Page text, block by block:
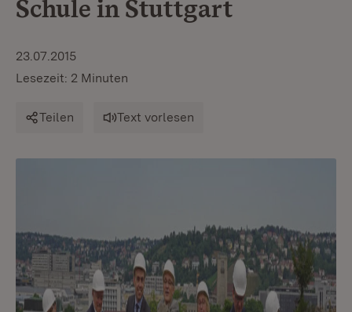
Schule in Stuttgart
23.07.2015
Lesezeit: 2 Minuten
Teilen Text vorlesen